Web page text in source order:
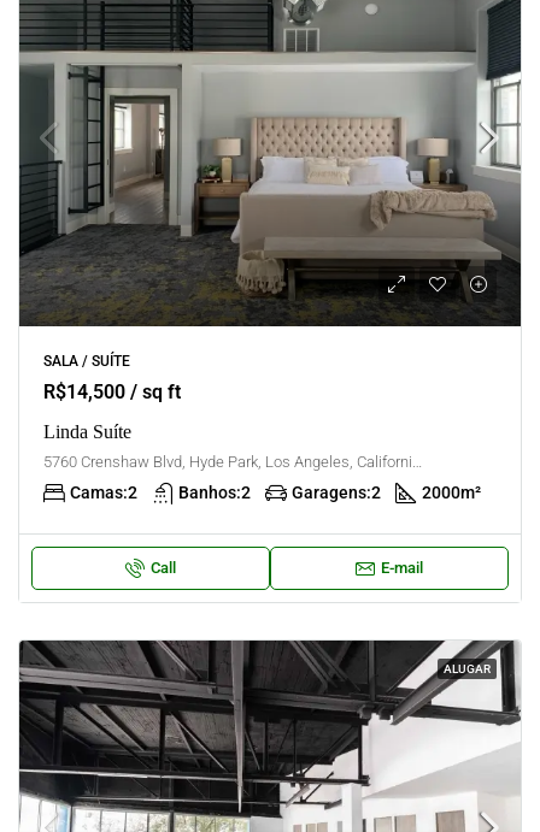
SALA / SUÍTE
R$14,500 / sq ft
Linda Suíte
5760 Crenshaw Blvd, Hyde Park, Los Angeles, California, United States
Camas:2 Banhos:2 Garagens:2 2000m²
Call E-mail
ALUGAR